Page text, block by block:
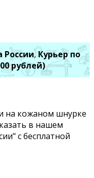
России,Курьер по
рублей)
на кожаном шнурке
в нашем
с бесплатной